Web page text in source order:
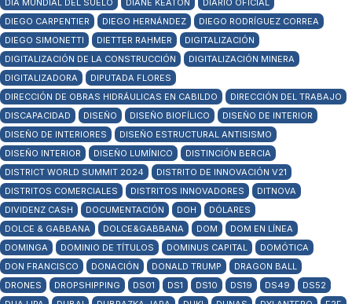
DÍA MUNDIAL DEL SUELO
DIANE KEATON
DIARIO OFICIAL
DIEGO CARPENTIER
DIEGO HERNÁNDEZ
DIEGO RODRÍGUEZ CORREA
DIEGO SIMONETTI
DIETTER RAHMER
DIGITALIZACIÓN
DIGITALIZACIÓN DE LA CONSTRUCCIÓN
DIGITALIZACIÓN MINERA
DIGITALIZADORA
DIPUTADA FLORES
DIRECCIÓN DE OBRAS HIDRÁULICAS EN CABILDO
DIRECCIÓN DEL TRABAJO
DISCAPACIDAD
DISEÑO DISEÑO BIOFÍLICO
DISEÑO DE INTERIOR
DISEÑO DE INTERIORES
DISEÑO ESTRUCTURAL ANTISISMO
DISEÑO INTERIOR
DISEÑO LUMÍNICO
DISTINCIÓN BERCIA
DISTRICT WORLD SUMMIT 2024
DISTRITO DE INNOVACIÓN V21
DISTRITOS COMERCIALES
DISTRITOS INNOVADORES
DITNOVA
DIVIDENZ CASH
DOCUMENTACIÓN DOH
DÓLARES
DOLCE & GABBANA
DOLCE&GABBANA DOM
DOM EN LÍNEA
DOMINGA
DOMINIO DE TÍTULOS DOMINUS CAPITAL
DOMÓTICA
DON FRANCISCO
DONACIÓN DONALD TRUMP
DRAGON BALL
DRONES
DROPSHIPPING DS01 DS1 DS10 DS19 DS49
DS52